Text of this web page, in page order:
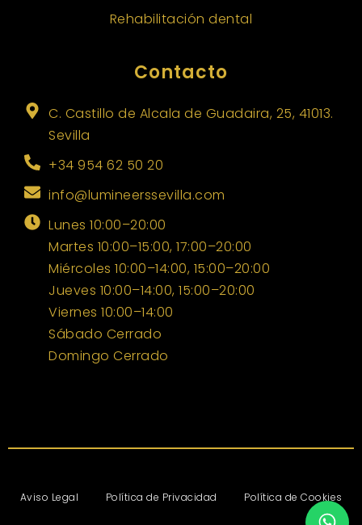
Rehabilitación dental
Contacto
C. Castillo de Alcala de Guadaira, 25, 41013.
Sevilla
+34 954 62 50 20
info@lumineerssevilla.com
Lunes 10:00–20:00
Martes 10:00–15:00, 17:00–20:00
Miércoles 10:00–14:00, 15:00–20:00
Jueves 10:00–14:00, 15:00–20:00
Viernes 10:00–14:00
Sábado Cerrado
Domingo Cerrado
Aviso Legal Política de Privacidad Política de Cookies